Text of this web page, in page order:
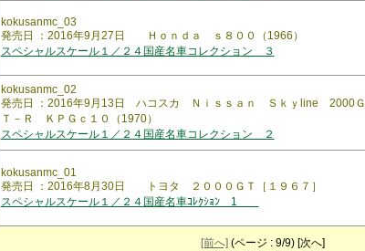
kokusanmc_03
発売日 ：2016年9月27日 Ｈｏｎｄａ ｓ８００（1966）
スペシャルスケール１／２４国産名車コレクション ３
kokusanmc_02
発売日 ：2016年9月13日 ハコスカ Ｎｉｓｓａｎ Ｓｋｙline 2000Ｇ
Ｔ－Ｒ ＫＰＧｃ１０（1970）
スペシャルスケール１／２４国産名車コレクション ２
kokusanmc_01
発売日 ：2016年8月30日 トヨタ ２０００ＧＴ［１９６７］
スペシャルスケール１／２４国産名車ｺﾚｸｼｮﾝ 1
[前へ] (ページ : 9/9) [次へ]